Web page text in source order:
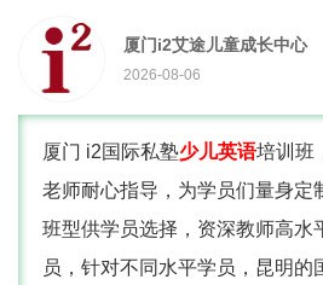
厦门i2艾途儿童成长中心
2026-08-06
厦门 i2国际私塾少儿英语培训班
老师耐心指导，为学员们量身定
班型供学员选择，资深教师高水
员，针对不同水平学员，昆明的